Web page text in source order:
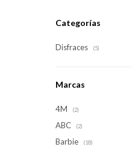
Categorías
Disfraces (5)
Marcas
4M (2)
ABC (2)
Barbie (18)